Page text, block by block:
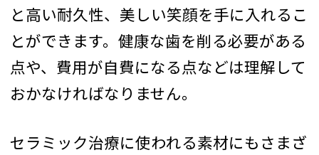
と高い耐久性、美しい笑顔を手に入れるこ
とができます。健康な歯を削る必要がある
点や、費用が自費になる点などは理解して
おかなければなりません。
セラミック治療に使われる素材にもさまざ